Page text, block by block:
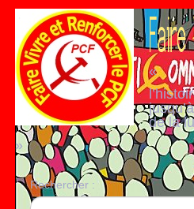
«
de la
»
Rechercher :